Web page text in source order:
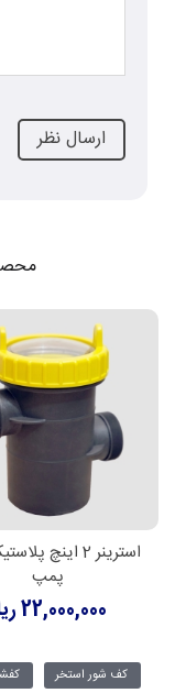
استرینر 2 اینچ
پمپ
22,000,000 ریال
کف شور استخر